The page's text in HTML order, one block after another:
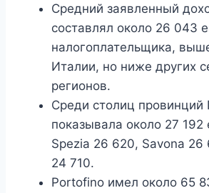
Средний заявленный
составлял около 26 043
налогоплательщика,
Италии, но ниже других
регионов.
Среди столиц провинций
показывала около 27 192
Spezia 26 620, Savona 26
24 710.
Portofino имел около 65